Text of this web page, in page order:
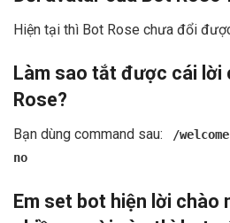
Hiện tại thì Bot Rose chưa đổi
Làm sao tắt được cái lời
Rose?
Bạn dùng command sau: /
no
Em set bot hiện lời chào